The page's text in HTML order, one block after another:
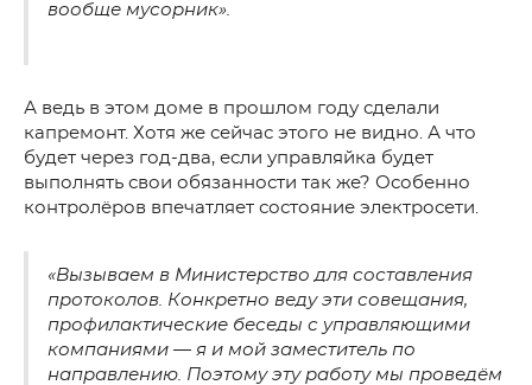
вообще мусорник».
А ведь в этом доме в прошлом году сделали
капремонт. Хотя же сейчас этого не видно. А что
будет через год-два, если управляйка будет
выполнять свои обязанности так же? Особенно
контролёров впечатляет состояние электросети.
«Вызываем в Министерство для составления
протоколов. Конкретно веду эти совещания,
профилактические беседы с управляющими
компаниями — я и мой заместитель по
направлению. Поэтому эту работу мы проведём